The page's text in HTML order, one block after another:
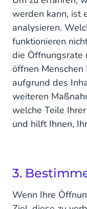
werden kann, ist
analysieren.
funktionieren
die Öffnungsrate
öffnen
aufgrund des
weiteren
welche Teile
und hilft Ihnen,
3.
Wenn Ihre